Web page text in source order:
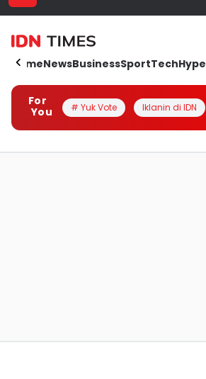
HomeNewsBusinessSportTechHype
For
You
# Yuk Vote Iklanin di IDN